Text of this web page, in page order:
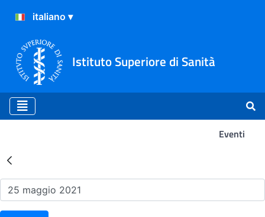
Istituto Superiore di Sanità
Eventi
Risultati della Ricerca -